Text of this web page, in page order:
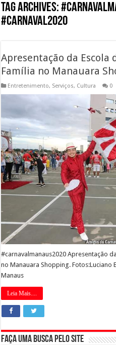
Tag Archives:
#carnaval2020
Apresentação da Escola
Família no Manauara
Entretenimento, Serviços, Cultura 0
#carnavalmanaus2020 Apresentação
no Manauara Shopping.
Manaus
Leia Mais....
Faça uma busca pelo Site